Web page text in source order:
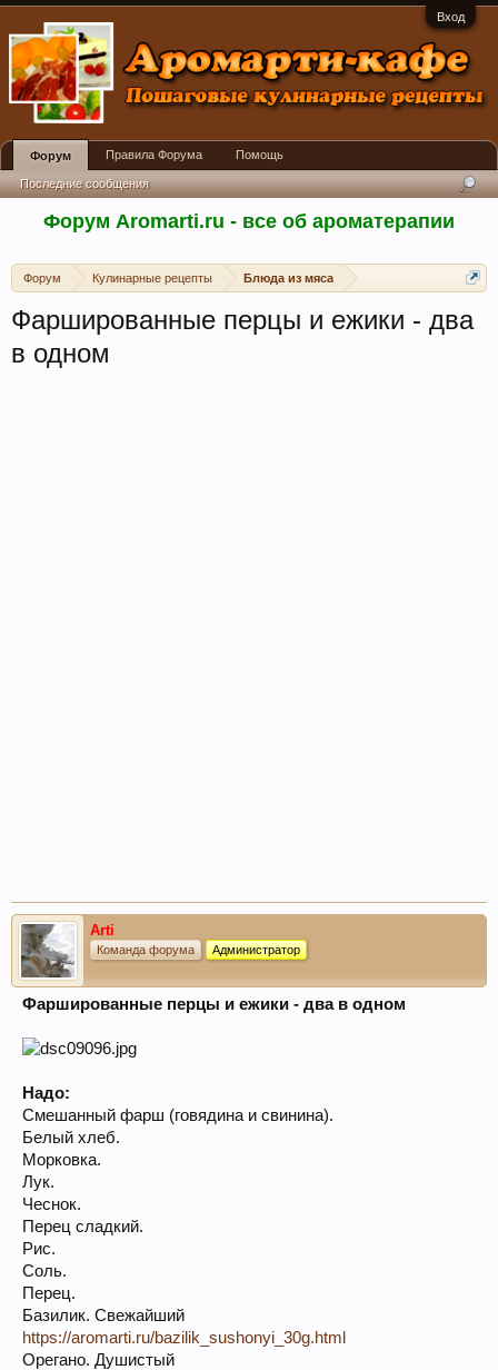
Вход
Форум Aromarti.ru - все об ароматерапии
Форум Кулинарные рецепты Блюда из мяса
Фаршированные перцы и ежики - два
в одном
Arti
Команда форума Администратор
Фаршированные перцы и ежики - два в одном
Надо:
Смешанный фарш (говядина и свинина).
Белый хлеб.
Морковка.
Лук.
Чеснок.
Перец сладкий.
Рис.
Соль.
Перец.
Базилик. Свежайший
https://aromarti.ru/bazilik_sushonyi_30g.html
Орегано. Душистый
Форум
Последние сообщения
Правила Форума Помощь